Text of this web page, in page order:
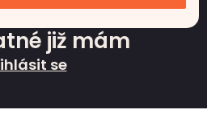
již mám
se